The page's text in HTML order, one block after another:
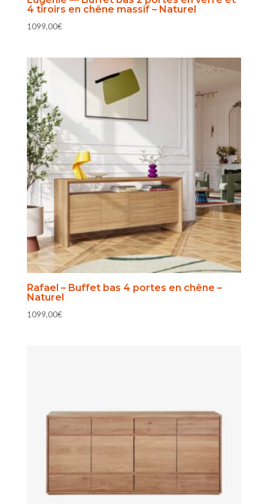
4 tiroirs en chêne massif – Naturel
1099,00€
Rafael – Buffet bas 4 portes en chêne –
Naturel
1099,00€